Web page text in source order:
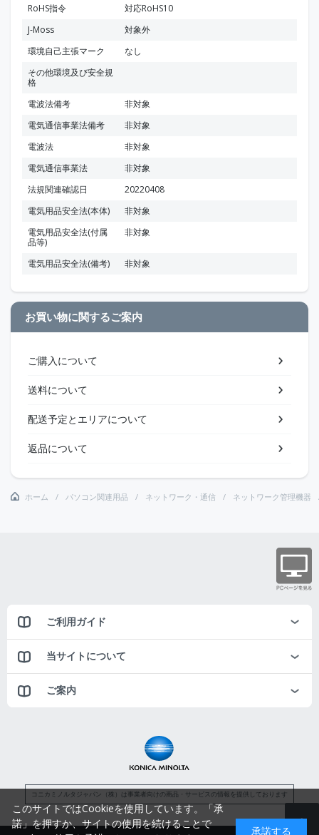
RoHS指令
対応RoHS10
J-Moss
対象外
環境自己主張マーク
なし
その他環境及び安全規
格
電波法備考
非対象
電気通信事業法備考
非対象
電波法
非対象
電気通信事業法
非対象
法規関連確認日
20220408
電気用品安全法(本体)
非対象
電気用品安全法(付属
品等)
非対象
電気用品安全法(備考) 非対象
お買い物に関するご案内
ご購入について
送料について
配送予定とエリアについて
返品について
ホーム パソコン関連用品 ネットワーク・通信 ネットワーク管理機器
ご利用ガイド
当サイトについて
ご案内
コニカミノルタジャパン（株）は事業者向けの商品・サービスの情報を提供しております
このサイトではCookieを使用しています。「承
諾」を押すか、サイトの使用を続けることで
承諾する